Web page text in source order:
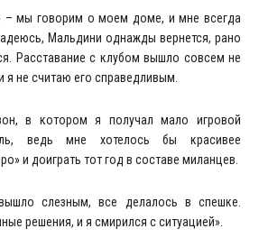
– мы говорим о моем доме, и мне всегда
Мальдини однажды вернется, рано
Расставание с клубом вышло совсем не
я не считаю его справедливым.
в котором я получал мало игровой
ведь мне хотелось бы красивее
и доиграть тот год в составе миланцев.
слезным, все делалось в спешке.
решения, и я смирился с ситуацией».